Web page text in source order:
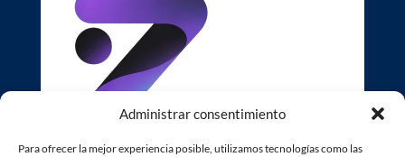
Administrar consentimiento
Para ofrecer la mejor experiencia posible, utilizamos tecnologías como las